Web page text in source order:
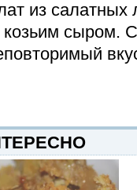
из салатных
сыром.